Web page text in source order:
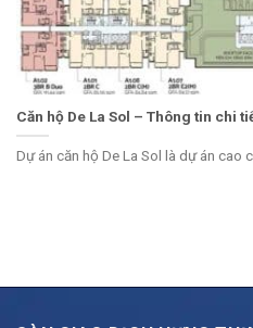
Căn hộ De La Sol – Thông tin chi
Dự án căn hộ De La Sol là dự án cao